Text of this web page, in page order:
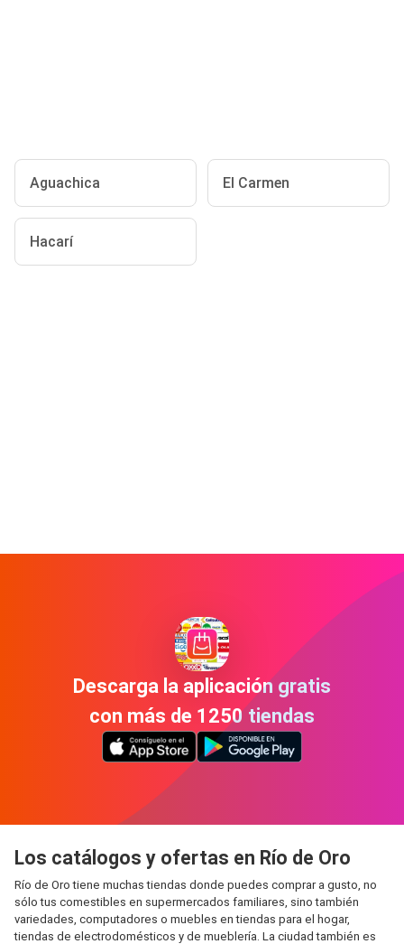
Aguachica El Carmen
Hacarí
Descarga la aplicación gratis
con más de 1250 tiendas
Los catálogos y ofertas en Río de Oro
Río de Oro tiene muchas tiendas donde puedes comprar a gusto, no
sólo tus comestibles en supermercados familiares, sino también
variedades, computadores o muebles en tiendas para el hogar,
tiendas de electrodomésticos y de mueblería. La ciudad también es